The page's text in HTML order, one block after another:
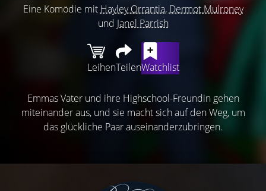
Eine Komödie mit Hayley Orrantia, Dermot Mulroney
und Janel Parrish
LeihenTeilenWatchlist
Emmas Vater und ihre Highschool-Freundin gehen
miteinander aus, und sie macht sich auf den Weg, um
das glückliche Paar auseinanderzubringen.